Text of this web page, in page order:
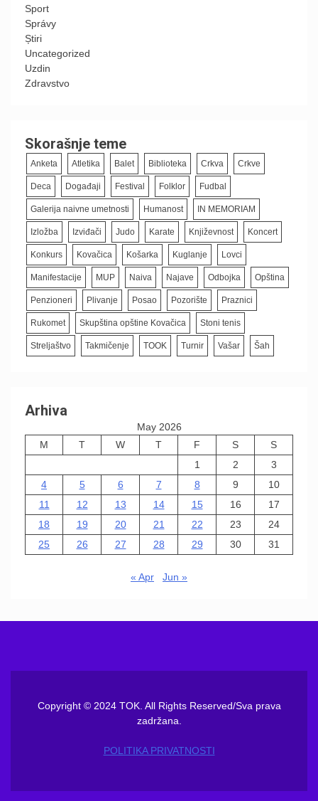
Sport
Správy
Știri
Uncategorized
Uzdin
Zdravstvo
Skorašnje teme
Anketa Atletika Balet Biblioteka Crkva Crkve
Deca Događaji Festival Folklor Fudbal
Galerija naivne umetnosti Humanost IN MEMORIAM
Izložba Izviđači Judo Karate Književnost Koncert
Konkurs Kovačica Košarka Kuglanje Lovci
Manifestacije MUP Naiva Najave Odbojka Opština
Penzioneri Plivanje Posao Pozorište Praznici
Rukomet Skupština opštine Kovačica Stoni tenis
Streljaštvo Takmičenje TOOK Turnir Vašar Šah
Arhiva
May 2026
M
T W T F S
S
1
2
3
4
5 6 7 8 9
10
11
12 13 14 15 16
17
18
19 20 21 22 23
24
25
26 27 28 29 30 31
« Apr Jun »
Copyright © 2024 TOK. All Rights Reserved/Sva prava
zadržana.
POLITIKA PRIVATNOSTI